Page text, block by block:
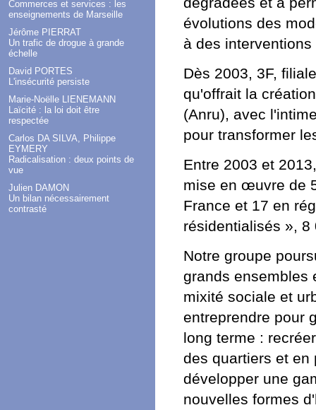
Commerces et services : les
enseignements de Marseille
Jérôme PIERRAT
Un trafic de drogue à grande
échelle
David PORTES
L'insécurité persiste
Marie-Noëlle LIENEMANN
Laïcité : la loi doit être
respectée
Carlos DA SILVA, Philippe
EYMERY
Radicalisation : deux points de
vue
Julien DAMON
Un bilan nécessairement
contrasté
évolutions des
à des
Dès 2003, 3F,
qu'offrait la
(Anru), avec
pour transformer
Entre 2003 et
mise en œuvre de
France et 17 en
résidentialisés »,
Notre groupe
grands ensembles
mixité sociale et
entreprendre pour
long terme :
des quartiers et en
développer une
nouvelles formes